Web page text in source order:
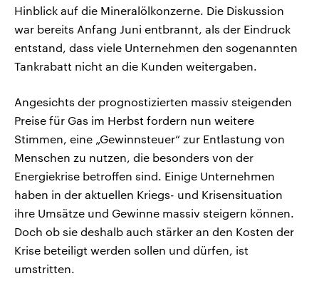
Hinblick auf die Mineralölkonzerne. Die Diskussion
war bereits Anfang Juni entbrannt, als der Eindruck
entstand, dass viele Unternehmen den sogenannten
Tankrabatt nicht an die Kunden weitergaben.
Angesichts der prognostizierten massiv steigenden
Preise für Gas im Herbst fordern nun weitere
Stimmen, eine „Gewinnsteuer“ zur Entlastung von
Menschen zu nutzen, die besonders von der
Energiekrise betroffen sind. Einige Unternehmen
haben in der aktuellen Kriegs- und Krisensituation
ihre Umsätze und Gewinne massiv steigern können.
Doch ob sie deshalb auch stärker an den Kosten der
Krise beteiligt werden sollen und dürfen, ist
umstritten.